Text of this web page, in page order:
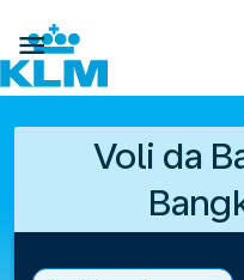

Voli da